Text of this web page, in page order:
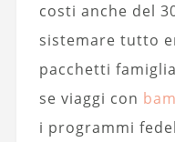
costi anche del
sistemare tutto
pacchetti
se viaggi con
i programmi